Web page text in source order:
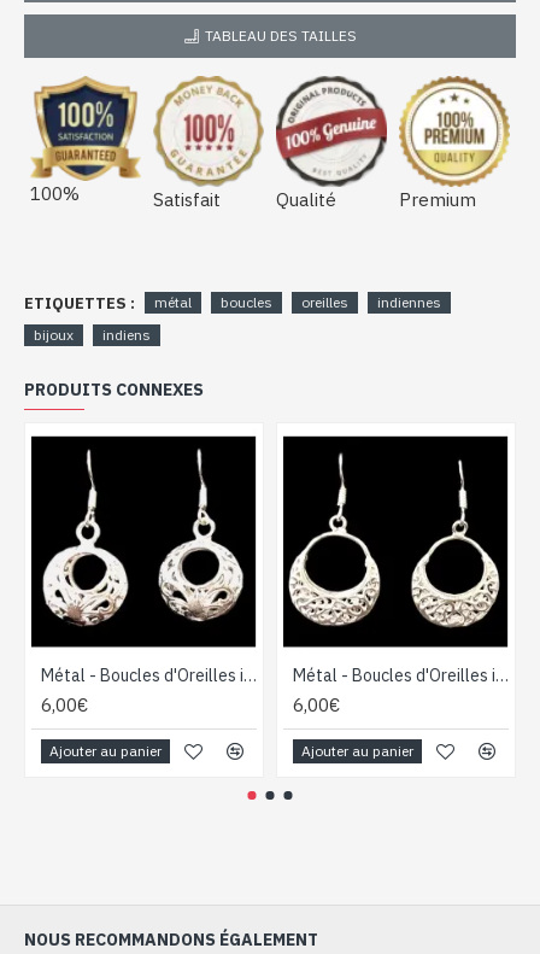
TABLEAU DES TAILLES
100% Satisfait Qualité Premium
ETIQUETTES : métal boucles oreilles
indiennes
bijoux
indiens
PRODUITS CONNEXES
Métal - Boucles d'Oreilles indiennes - Bijoux indiens
6,00€
Ajouter au panier
Métal - Boucles d'Oreilles indiennes - Bijoux indiens
6,00€
Ajouter au panier
NOUS RECOMMANDONS ÉGALEMENT